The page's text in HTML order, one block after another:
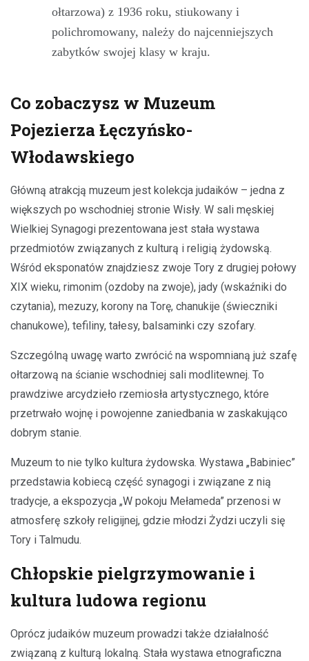
ołtarzowa) z 1936 roku, stiukowany i
polichromowany, należy do najcenniejszych
zabytków swojej klasy w kraju.
Co zobaczysz w Muzeum
Pojezierza Łęczyńsko-
Włodawskiego
Główną atrakcją muzeum jest kolekcja judaików – jedna z
większych po wschodniej stronie Wisły. W sali męskiej
Wielkiej Synagogi prezentowana jest stała wystawa
przedmiotów związanych z kulturą i religią żydowską.
Wśród eksponatów znajdziesz zwoje Tory z drugiej połowy
XIX wieku, rimonim (ozdoby na zwoje), jady (wskaźniki do
czytania), mezuzy, korony na Torę, chanukije (świeczniki
chanukowe), tefiliny, tałesy, balsaminki czy szofary.
Szczególną uwagę warto zwrócić na wspomnianą już szafę
ołtarzową na ścianie wschodniej sali modlitewnej. To
prawdziwe arcydzieło rzemiosła artystycznego, które
przetrwało wojnę i powojenne zaniedbania w zaskakująco
dobrym stanie.
Muzeum to nie tylko kultura żydowska. Wystawa „Babiniec”
przedstawia kobiecą część synagogi i związane z nią
tradycje, a ekspozycja „W pokoju Mełameda” przenosi w
atmosferę szkoły religijnej, gdzie młodzi Żydzi uczyli się
Tory i Talmudu.
Chłopskie pielgrzymowanie i
kultura ludowa regionu
Oprócz judaików muzeum prowadzi także działalność
związaną z kulturą lokalną. Stała wystawa etnograficzna